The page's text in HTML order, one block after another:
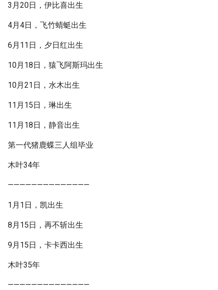
3月20日，伊比喜出生
4月4日，飞竹蜻蜓出生
6月11日，夕日红出生
10月18日，猿飞阿斯玛出生
10月21日，水木出生
11月15日，琳出生
11月18日，静音出生
第一代猪鹿蝶三人组毕业
木叶34年
——————————————
1月1日，凯出生
8月15日，再不斩出生
9月15日，卡卡西出生
木叶35年
——————————————